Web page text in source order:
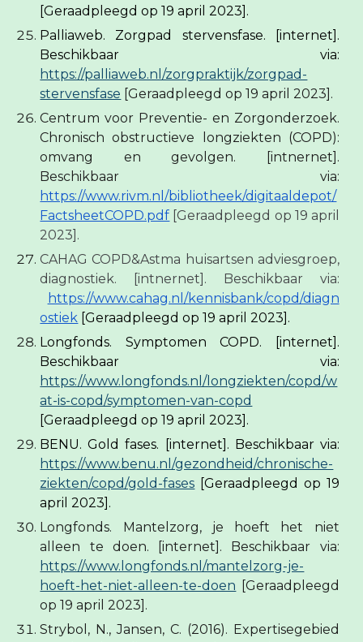
[Geraadpleegd op 19 april 2023].
Palliaweb. Zorgpad stervensfase. [internet].
Beschikbaar via:
https://palliaweb.nl/zorgpraktijk/zorgpad-
stervensfase [Geraadpleegd op 19 april 2023].
Centrum voor Preventie- en Zorgonderzoek.
Chronisch obstructieve longziekten (COPD):
omvang en gevolgen. [intnernet].
Beschikbaar via:
https://www.rivm.nl/bibliotheek/digitaaldepot/
FactsheetCOPD.pdf [Geraadpleegd op 19 april
2023].
CAHAG COPD&Astma huisartsen adviesgroep,
diagnostiek. [intnernet]. Beschikbaar via:
https://www.cahag.nl/kennisbank/copd/diagn
ostiek [Geraadpleegd op 19 april 2023].
Longfonds. Symptomen COPD. [internet].
Beschikbaar via:
https://www.longfonds.nl/longziekten/copd/w
at-is-copd/symptomen-van-copd
[Geraadpleegd op 19 april 2023].
BENU. Gold fases. [internet]. Beschikbaar via:
https://www.benu.nl/gezondheid/chronische-
ziekten/copd/gold-fases [Geraadpleegd op 19
april 2023].
Longfonds. Mantelzorg, je hoeft het niet
alleen te doen. [internet]. Beschikbaar via:
https://www.longfonds.nl/mantelzorg-je-
hoeft-het-niet-alleen-te-doen [Geraadpleegd
op 19 april 2023].
Strybol, N., Jansen, C. (2016). Expertisegebied